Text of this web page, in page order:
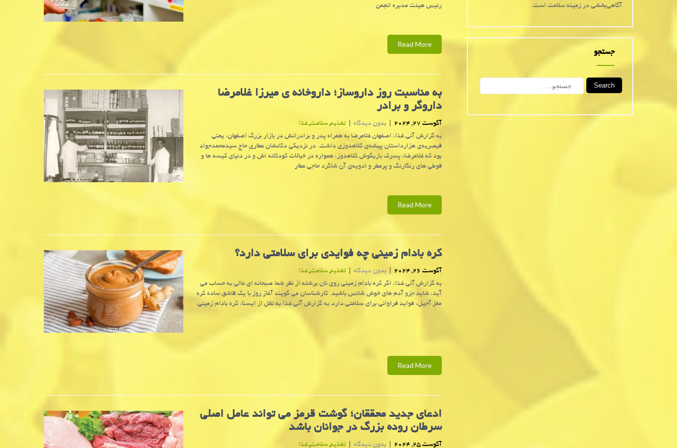
رئیس هیئت مدیره انجمن
Read More
به مناسبت روز داروساز؛ داروخانه ی میرزا غلامرضا
داروگر و برادر
آگوست 27, 2024 بدون دیدگاه تغذیه, سلامت, غذا
به گزارش آنی غذا، اصفهان غلامرضا به همراه پدر و برادرانش در بازار بزرگ اصفهان، یعنی
قیصریه‌ی هزارداستان پیشه‌ی کلاهدوزی داشت. در نزدیکی دکانشان عطاریِ حاج سیدمحمدجواد
بود که غلامرضا، پسرک بازیگوش کلاهدوز، همواره در خیالات کودکانه اش و در دنیای کیسه ها و
قوطی های رنگارنگ و پرعطر و ادویه‌ی آن شاگرد حاجی عطار
Read More
کره بادام زمینی چه فوایدی برای سلامتی دارد؟
آگوست 26, 2024 بدون دیدگاه تغذیه, سلامت, غذا
به گزارش آنی غذا، اگر کره بادام زمینی روی نان برشته از نظر شما صبحانه ای عالی به حساب می
آید، شاید جزو آدم های خوش شانس باشید. کارشناسان می گویند آغاز روز با یک قاشق ساده کره
مغز آجیل، فواید فراوانی برای سلامتی دارد.به گزارش آنی غذا به نقل از ایسنا، کره بادام زمینی
Read More
ادعای جدید محققان؛ گوشت قرمز می تواند عامل اصلی
سرطان روده بزرگ در جوانان باشد
آگوست 25, 2024 بدون دیدگاه تغذیه, سلامت, غذا
آگاهی‌بخشی در زمینه سلامت است.
جستجو
Search